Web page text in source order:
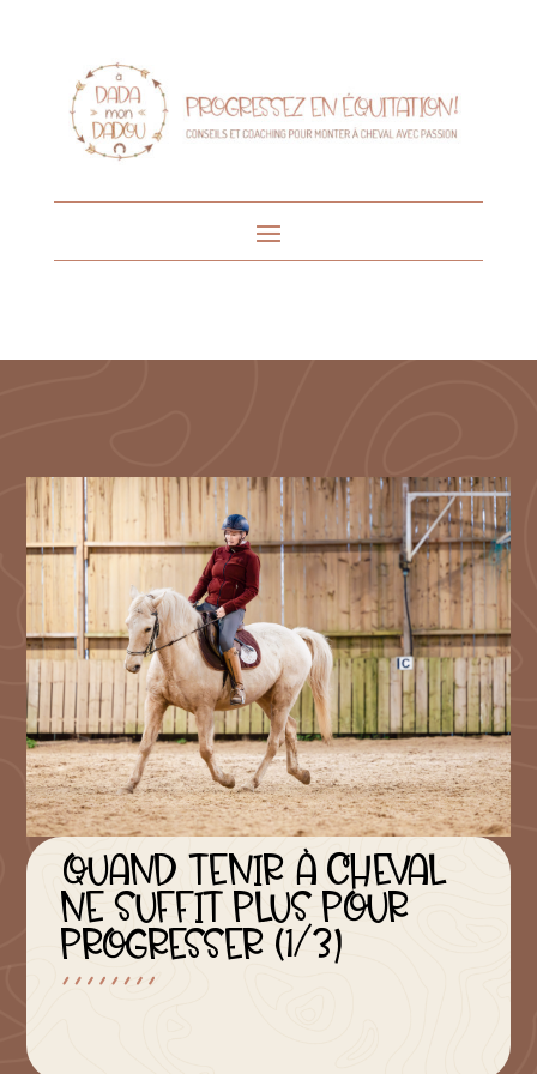
QUAND TENIR À CHEVAL
NE SUFFIT PLUS POUR
PROGRESSER (1/3)